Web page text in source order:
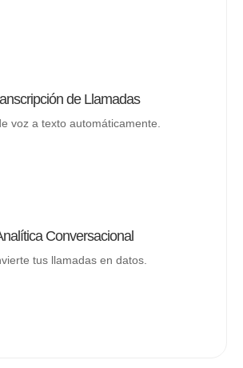
de Llamadas
voz a texto automáticamente.
Conversacional
tus llamadas en datos.